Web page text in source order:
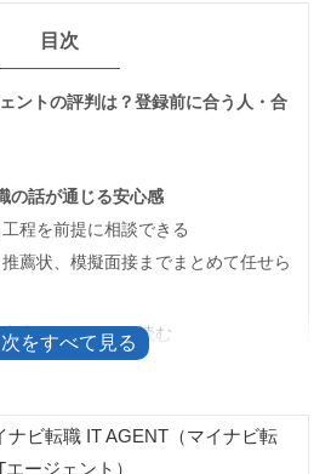
目次
ントの評判は？登録前に合う人・合
の話が通じる安心感
程を前提に相談できる
薦状、模擬面接までまとめて任せら
率84.6％はこう読む
紹介求人は絞られる
トは対面拠点と件数を先に聞く
ナビ転職 IT AGENT（マイナビ転
エージェント）